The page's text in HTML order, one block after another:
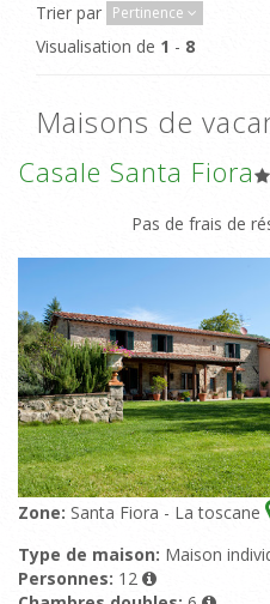
Trier par Pertinence
Visualisation de 1 - 8
Maisons de
Casale Santa Fiora
Pas de frais de
Zone: Santa Fiora - La toscane
Type de maison: Maison
Personnes: 12